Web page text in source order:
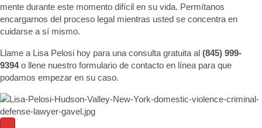
mente durante este momento difícil en su vida. Permítanos
encargarnos del proceso legal mientras usted se concentra en
cuidarse a sí mismo.
Llame a Lisa Pelosi hoy para una consulta gratuita al (845) 999-
9394o llene nuestro formulario de contacto en línea para que
podamos empezar en su caso.